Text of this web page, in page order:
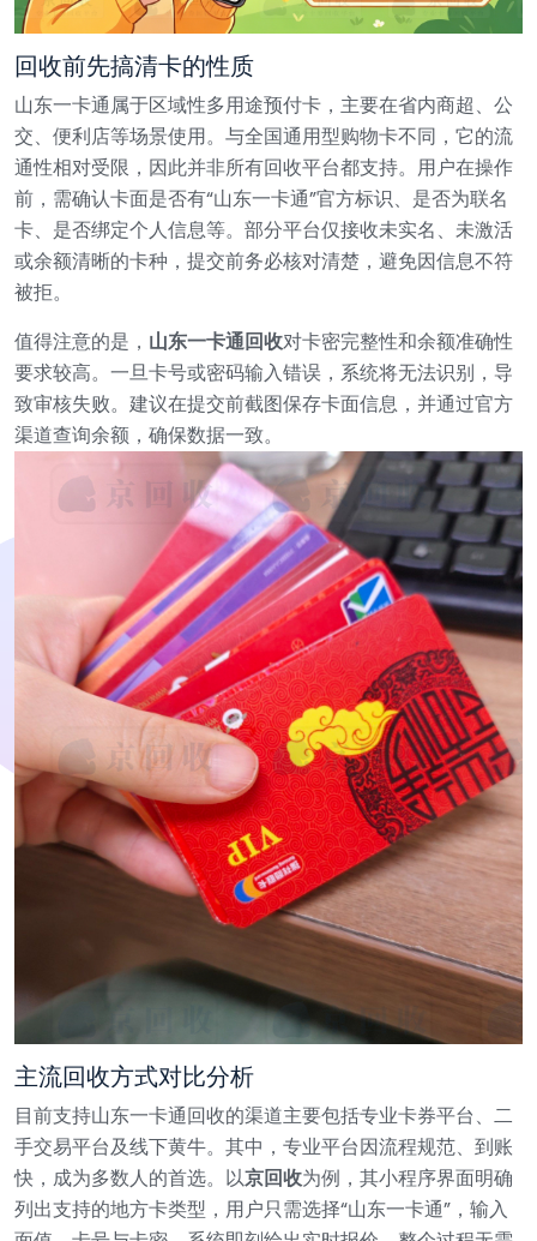
回收前先搞清卡的性质
山东一卡通属于区域性多用途预付卡，主要在省内商超、公
交、便利店等场景使用。与全国通用型购物卡不同，它的流
通性相对受限，因此并非所有回收平台都支持。用户在操作
前，需确认卡面是否有“山东一卡通”官方标识、是否为联名
卡、是否绑定个人信息等。部分平台仅接收未实名、未激活
或余额清晰的卡种，提交前务必核对清楚，避免因信息不符
被拒。
值得注意的是， 山东一卡通回收对卡密完整性和余额准确性
要求较高。一旦卡号或密码输入错误，系统将无法识别，导
致审核失败。建议在提交前截图保存卡面信息，并通过官方
渠道查询余额，确保数据一致。
主流回收方式对比分析
目前支持山东一卡通回收的渠道主要包括专业卡券平台、二
手交易平台及线下黄牛。其中，专业平台因流程规范、到账
快，成为多数人的首选。以京回收为例，其小程序界面明确
列出支持的地方卡类型，用户只需选择“山东一卡通”，输入